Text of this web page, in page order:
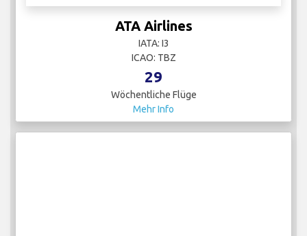
ATA Airlines
IATA: I3
ICAO: TBZ
29
Wöchentliche Flüge
Mehr Info